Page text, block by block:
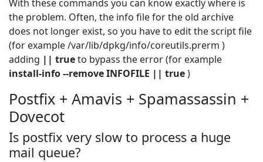
With these commands you can know exactly where is
the problem. Often, the info file for the old archive
does not longer exist, so you have to edit the script file
(for example /var/lib/dpkg/info/coreutils.prerm )
adding || trueto bypass the error (for example
install-info --remove INFOFILE || true)
Postfix + Amavis + Spamassassin +
Dovecot
Is postfix very slow to process a huge
mail queue?